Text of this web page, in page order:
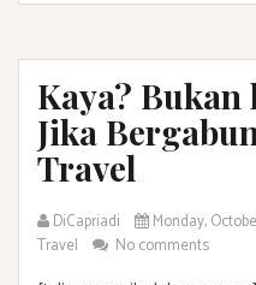
Kaya?
Jika
Travel
DiCapriadi Monday,
Travel
No comments